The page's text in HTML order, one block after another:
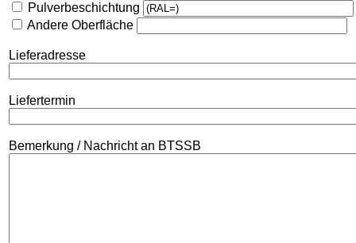
Pulverbeschichtung
Andere Oberfläche
Lieferadresse
Liefertermin
Bemerkung / Nachricht an BTSSB